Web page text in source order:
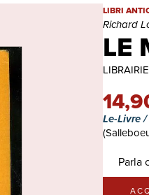
LE
LE
LIBRI
Richard
Le-Livre
Parla